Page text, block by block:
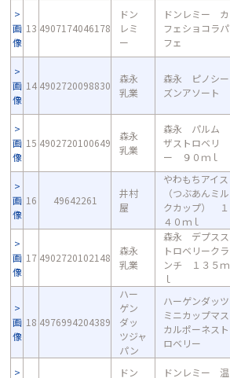
画
像
13 4907174046178
ドン
レミ
ー
ドンレミー カ
フェショコラパ
フェ
画
像
14 4902720098830
森永
乳業
森永 ピノシー
ズンアソート
画
像
15 4902720100649
森永
乳業
森永 パルム
ザストロベリ
ー ９０ｍｌ
画
像
16 49642261
井村
屋
やわもちアイス
（つぶあんミル
クカップ） １
４０ｍｌ
画
像
17 4902720102148
森永
乳業
森永 デプスス
トロベリークラ
ンチ １３５ｍ
ｌ
画
像
18 4976994204389
ハー
ゲン
ダッ
ツジャ
パン
ハーゲンダッツ
ミニカップマス
カルポーネスト
ロベリー
ドン ドンレミー 温